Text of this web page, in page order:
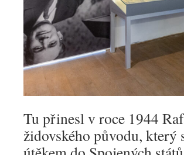
Tu přinesl v roce 1944
židovského původu, který